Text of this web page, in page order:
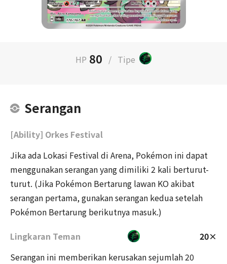
HP 80 / Tipe
Serangan
[Ability] Orkes Festival
Jika ada Lokasi Festival di Arena, Pokémon ini dapat
menggunakan serangan yang dimiliki 2 kali berturut-
turut. (Jika Pokémon Bertarung lawan KO akibat
serangan pertama, gunakan serangan kedua setelah
Pokémon Bertarung berikutnya masuk.)
Lingkaran Teman
20×
Serangan ini memberikan kerusakan sejumlah 20